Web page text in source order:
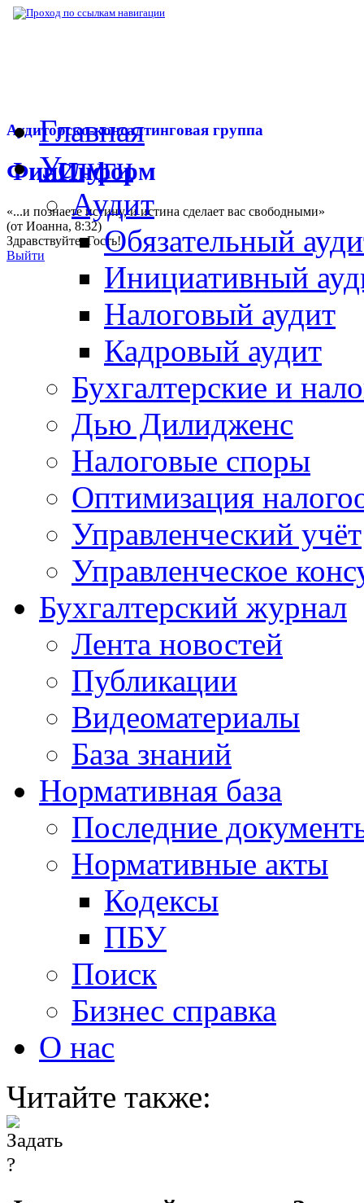
Аудиторско-консалтинговая группа
ФинИнформ
«...и познаете истину, и истина сделает вас свободными»
(от Иоанна, 8:32)
Здравствуйте,Гость!
Выйти
Главная
Услуги
Аудит
Обязательный
Инициативный
Налоговый аудит
Кадровый аудит
Бухгалтерские и
Дью Дилидженс
Налоговые споры
Оптимизация
Управленческий учёт
Управленческое
Бухгалтерский журнал
Лента новостей
Публикации
Видеоматериалы
База знаний
Нормативная база
Последние
Нормативные акты
Кодексы
ПБУ
Поиск
Бизнес справка
О нас
Читайте также: